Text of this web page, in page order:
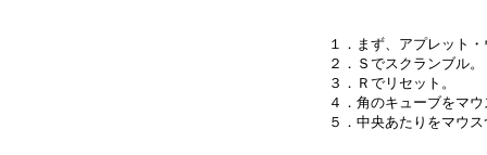
１．まず、アプレット
２．Ｓでスクランブル。
３．Ｒでリセット。
４．角のキューブをマ